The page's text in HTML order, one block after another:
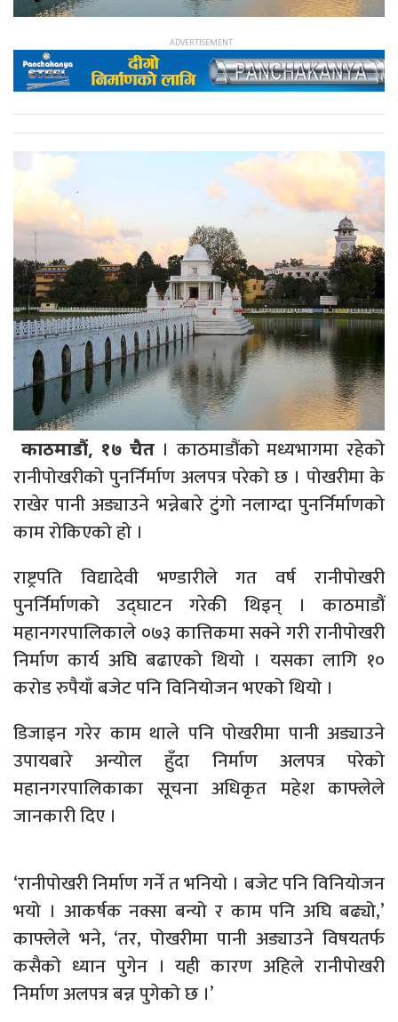
काठमाडौं, १७ चैत। काठमाडौंको मध्यभागमा रहेको
रानीपोखरीको पुनर्निर्माण अलपत्र परेको छ । पोखरीमा के
राखेर पानी अड्याउने भन्नेबारे टुंगो नलाग्दा पुनर्निर्माणको
काम रोकिएको हो ।
राष्ट्रपति विद्यादेवी भण्डारीले गत वर्ष रानीपोखरी
पुनर्निर्माणको उद्घाटन गरेकी थिइन् । काठमाडौं
महानगरपालिकाले ०७३ कात्तिकमा सक्ने गरी रानीपोखरी
निर्माण कार्य अघि बढाएको थियो । यसका लागि १०
करोड रुपैयाँ बजेट पनि विनियोजन भएको थियो ।
डिजाइन गरेर काम थाले पनि पोखरीमा पानी अड्याउने
उपायबारे अन्योल हुँदा निर्माण अलपत्र परेको
महानगरपालिकाका सूचना अधिकृत महेश काफ्लेले
जानकारी दिए ।
‘रानीपोखरी निर्माण गर्ने त भनियो । बजेट पनि विनियोजन
भयो । आकर्षक नक्सा बन्यो र काम पनि अघि बढ्यो,’
काफ्लेले भने, ‘तर, पोखरीमा पानी अड्याउने विषयतर्फ
कसैको ध्यान पुगेन । यही कारण अहिले रानीपोखरी
निर्माण अलपत्र बन्न पुगेको छ ।’